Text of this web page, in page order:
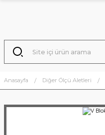
Anasayfa Diğer Ölçü Aletleri